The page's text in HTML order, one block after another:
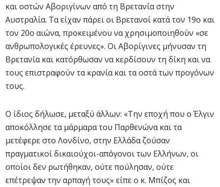
και οστών Αβοριγίνων από τη Βρετανία στην
Αυστραλία. Τα είχαν πάρει οι Βρετανοί κατά τον 19ο και
τον 20ο αιώνα, προκειμένου να χρησιμοποιηθούν «σε
ανθρωπολογικές έρευνες». Οι Αβορίγινες μήνυσαν τη
Βρετανία και κατόρθωσαν να κερδίσουν τη δίκη και να
τους επιστραφούν τα κρανία και τα οστά των προγόνων
τους.
Ο ίδιος δήλωσε, μεταξύ άλλων: «Την εποχή που ο Έλγιν
αποκόλλησε τα μάρμαρα του Παρθενώνα και τα
μετέφερε στο Λονδίνο, στην Ελλάδα ζούσαν
πραγματικοί δικαιούχοι-απόγονοι των Ελλήνων, οι
οποίοι δεν ρωτήθηκαν, ούτε πούλησαν, ούτε
επέτρεψαν την αρπαγή τους» είπε ο κ. Μπίζος και